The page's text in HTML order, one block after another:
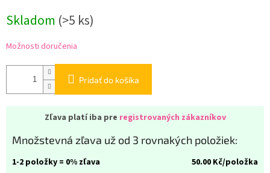
cena:
Skladom (>5 ks)
Možnosti doručenia
Pridať do košíka
Zľava platí iba pre registrovaných zákazníkov
Množstevná zľava už od 3 rovnakých položiek:
1-2 položky = 0% zľava 50.00 Kč/položka